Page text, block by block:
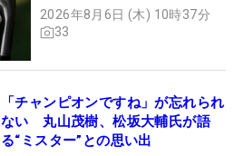
2026年8月6日 (木) 10時37分
33
「チャンピオンですね」が忘れられ
ない 丸山茂樹、松坂大輔氏が語
る“ミスター”との思い出